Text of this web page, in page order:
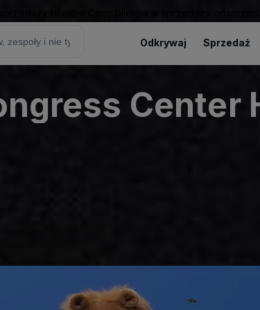
Odkrywaj Sprzedaż